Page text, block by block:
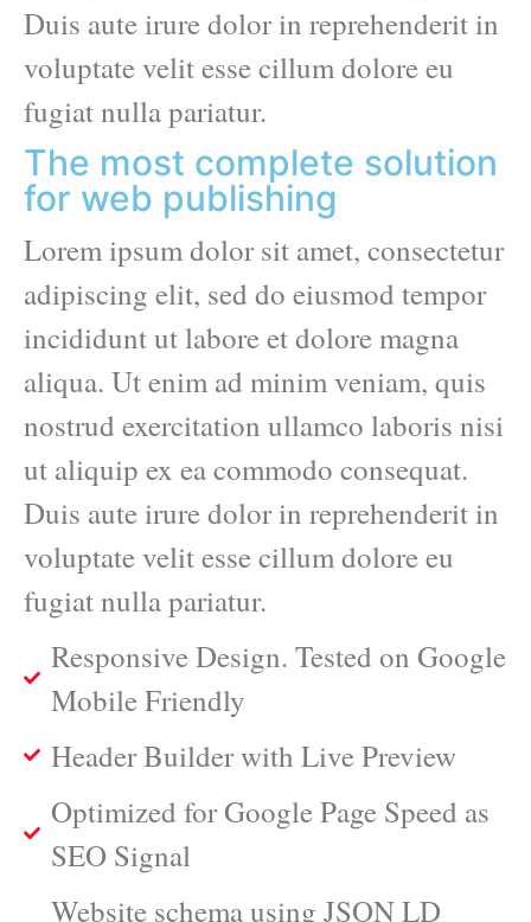
Duis aute irure dolor in reprehenderit in
voluptate velit esse cillum dolore eu
fugiat nulla pariatur.
The most complete solution
for web publishing
Lorem ipsum dolor sit amet, consectetur
adipiscing elit, sed do eiusmod tempor
incididunt ut labore et dolore magna
aliqua. Ut enim ad minim veniam, quis
nostrud exercitation ullamco laboris nisi
ut aliquip ex ea commodo consequat.
Duis aute irure dolor in reprehenderit in
voluptate velit esse cillum dolore eu
fugiat nulla pariatur.
Responsive Design. Tested on Google
Mobile Friendly
Header Builder with Live Preview
Optimized for Google Page Speed as
SEO Signal
Website schema using JSON LD